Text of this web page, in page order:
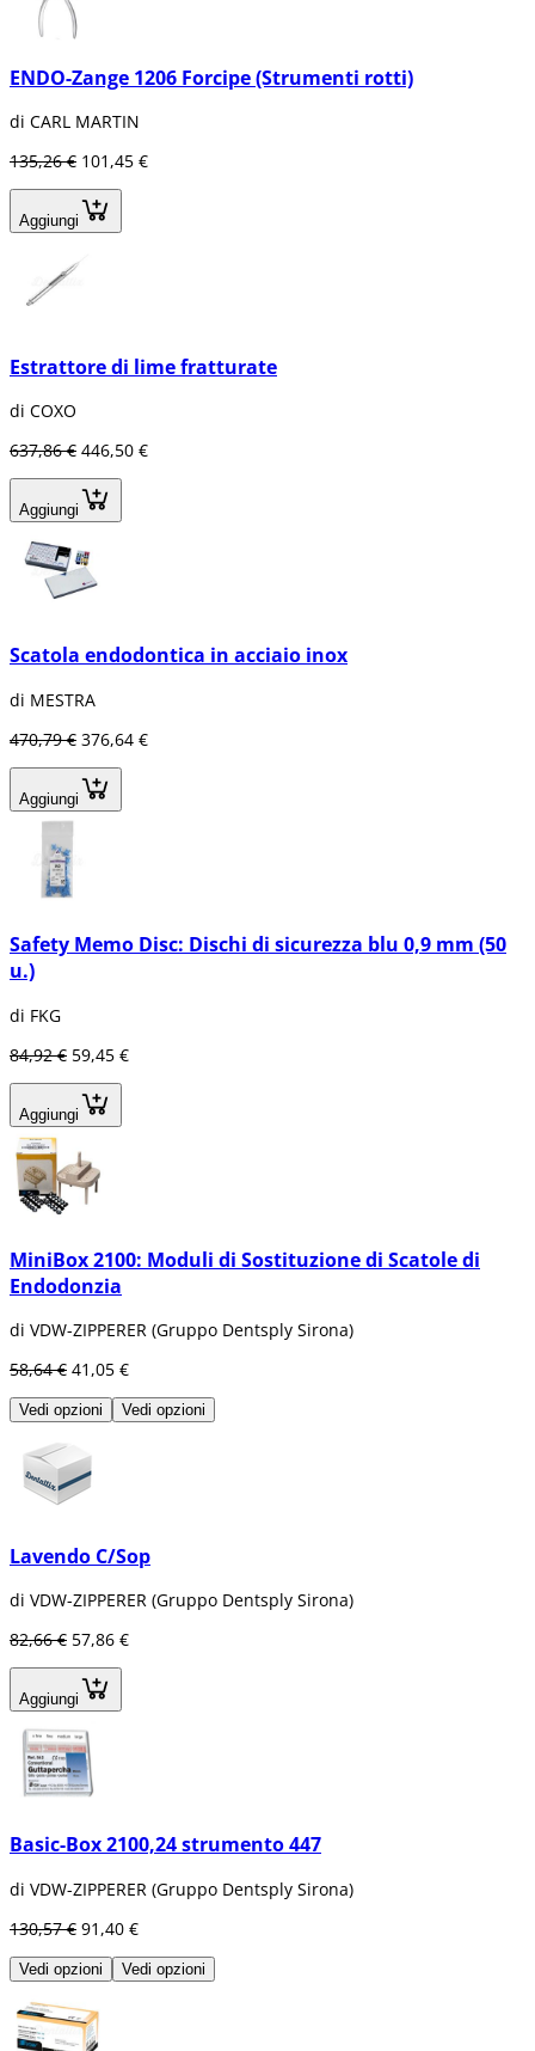
ENDO-Zange 1206 Forcipe (Strumenti rotti)
di CARL MARTIN
135,26 € 101,45 €
Aggiungi
Estrattore di lime fratturate
di COXO
637,86 € 446,50 €
Aggiungi
Scatola endodontica in acciaio inox
di MESTRA
470,79 € 376,64 €
Aggiungi
Safety Memo Disc: Dischi di sicurezza blu 0,9 mm (50
u.)
di FKG
84,92 € 59,45 €
Aggiungi
MiniBox 2100: Moduli di Sostituzione di Scatole di
Endodonzia
di VDW-ZIPPERER (Gruppo Dentsply Sirona)
58,64 € 41,05 €
Vedi opzioni Vedi opzioni
Lavendo C/Sop
di VDW-ZIPPERER (Gruppo Dentsply Sirona)
82,66 € 57,86 €
Aggiungi
Basic-Box 2100,24 strumento 447
di VDW-ZIPPERER (Gruppo Dentsply Sirona)
130,57 € 91,40 €
Vedi opzioni Vedi opzioni